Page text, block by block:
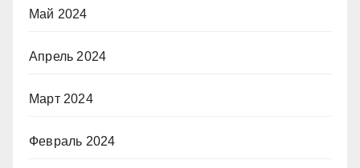
Май 2024
Апрель 2024
Март 2024
Февраль 2024